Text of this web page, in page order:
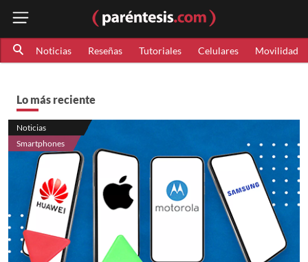
Noticias Reseñas Tutoriales Celulares Movilidad
Lo más reciente
Noticias
Smartphones